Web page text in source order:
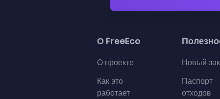
О FreeEco
О проекте
Как это
работает
Новый
Паспорт
отходов